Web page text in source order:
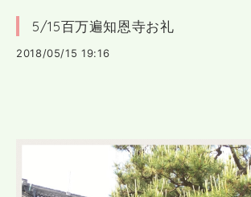
5/15百万遍知恩寺お礼
2018/05/15 19:16